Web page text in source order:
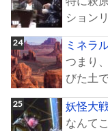
ション
ミネラ
つまり
びた土
妖怪大
なんて